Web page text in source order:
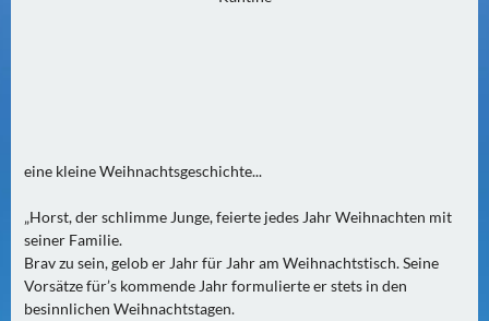
E
B
E
R
eine kleine Weihnachtsgeschichte...
„Horst, der schlimme Junge, feierte jedes Jahr Weihnachten mit
seiner Familie.
Brav zu sein, gelob er Jahr für Jahr am Weihnachtstisch. Seine
Vorsätze für’s kommende Jahr formulierte er stets in den
besinnlichen Weihnachtstagen.